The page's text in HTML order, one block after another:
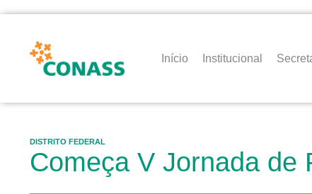
Início Institucional
DISTRITO FEDERAL
Começa V Jornada de